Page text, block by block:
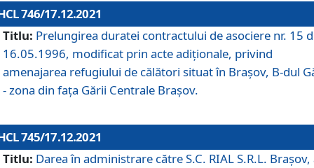
746/17.12.2021
Titlu: Prelungirea duratei contractului de asociere nr. 15
16.05.1996, modificat prin acte adiționale, privind
amenajarea refugiului de călători situat în Brașov, B-dul
- zona din faţa Gării Centrale Brașov.
745/17.12.2021
Titlu: Darea în administrare către S.C. RIAL S.R.L. Brașov,